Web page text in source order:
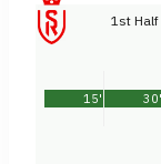
1st Half
15' 30'